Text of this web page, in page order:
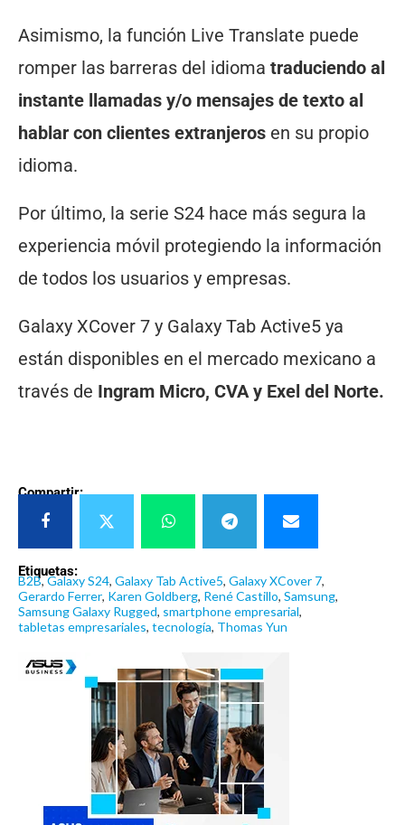
Asimismo, la función Live Translate puede
romper las barreras del idioma traduciendo al
instante llamadas y/o mensajes de texto al
hablar con clientes extranjeros en su propio
idioma.
Por último, la serie S24 hace más segura la
experiencia móvil protegiendo la información
de todos los usuarios y empresas.
Galaxy XCover 7 y Galaxy Tab Active5 ya
están disponibles en el mercado mexicano a
través de Ingram Micro, CVA y Exel del Norte.
Compartir:
Etiquetas:
B2B,Galaxy S24, Galaxy Tab Active5, Galaxy XCover 7,
Gerardo Ferrer, Karen Goldberg, René Castillo, Samsung,
Samsung Galaxy Rugged, smartphone empresarial,
tabletas empresariales, tecnología, Thomas Yun